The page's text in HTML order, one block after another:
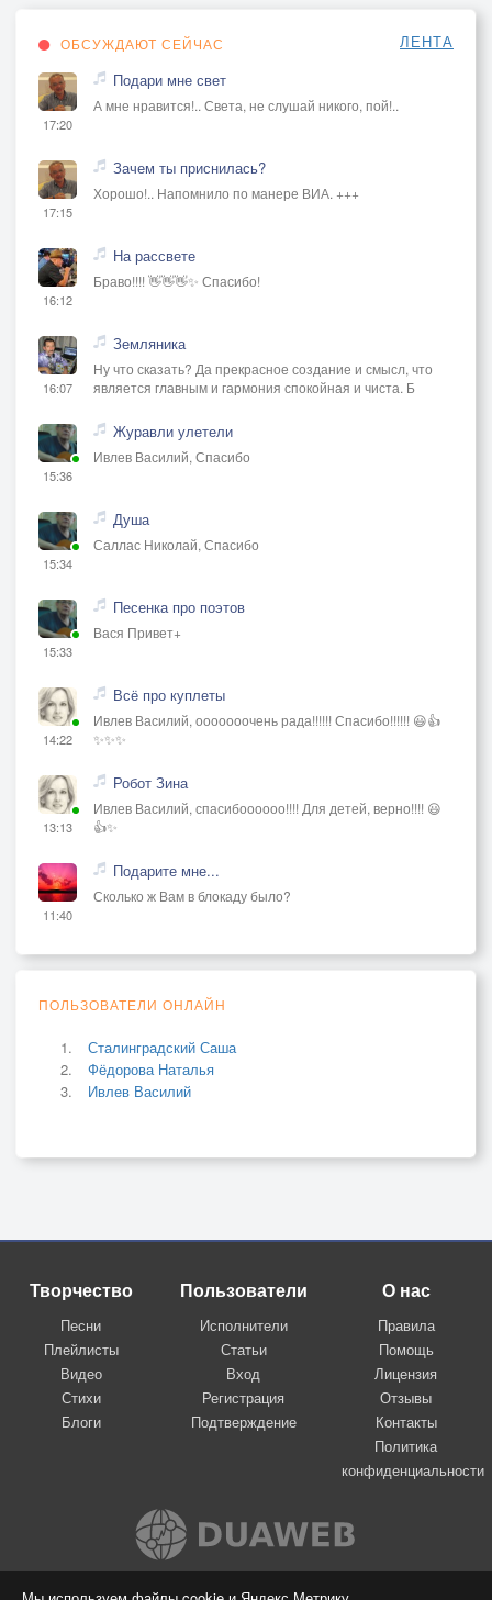
ОБСУЖДАЮТ СЕЙЧАС ЛЕНТА
17:20
Подари мне свет
А мне нравится!.. Света, не слушай никого, пой!..
17:15
Зачем ты приснилась?
Хорошо!.. Напомнило по манере ВИА. +++
16:12
На рассвете
Браво!!!! 👋👋👋✨ Спасибо!
16:07
Земляника
Ну что сказать? Да прекрасное создание и смысл, что
является главным и гармония спокойная и чиста. Б
15:36
Журавли улетели
Ивлев Василий, Спасибо
15:34
Душа
Саллас Николай, Спасибо
15:33
Песенка про поэтов
Вася Привет+
14:22
Всё про куплеты
Ивлев Василий, ооооооочень рада!!!!!! Спасибо!!!!!! 😃👍
✨✨✨
13:13
Робот Зина
Ивлев Василий, спасибоооооо!!!! Для детей, верно!!!! 😃
👍✨
11:40
Подарите мне...
Сколько ж Вам в блокаду было?
ПОЛЬЗОВАТЕЛИ ОНЛАЙН
Сталинградский Саша
Фёдорова Наталья
Ивлев Василий
Творчество
Песни
Плейлисты
Видео
Стихи
Блоги
Пользователи
Исполнители
Статьи
Вход
Регистрация
Подтверждение
О нас
Правила
Помощь
Лицензия
Отзывы
Контакты
Политика
конфиденциальности
Вконтакте